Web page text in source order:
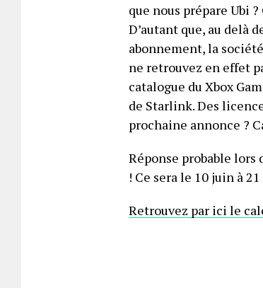
que nous prépare Ubi
D’autant que, au delà
abonnement, la
ne retrouvez en effet
catalogue du Xbox
de Starlink. Des
prochaine annonce ?
Réponse probable lors
! Ce sera le 10 juin à
Retrouvez par ici le